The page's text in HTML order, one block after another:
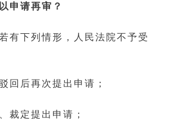
申请再审？
有下列情形，人民法院不予受
回后再次提出申请；
裁定提出申请；